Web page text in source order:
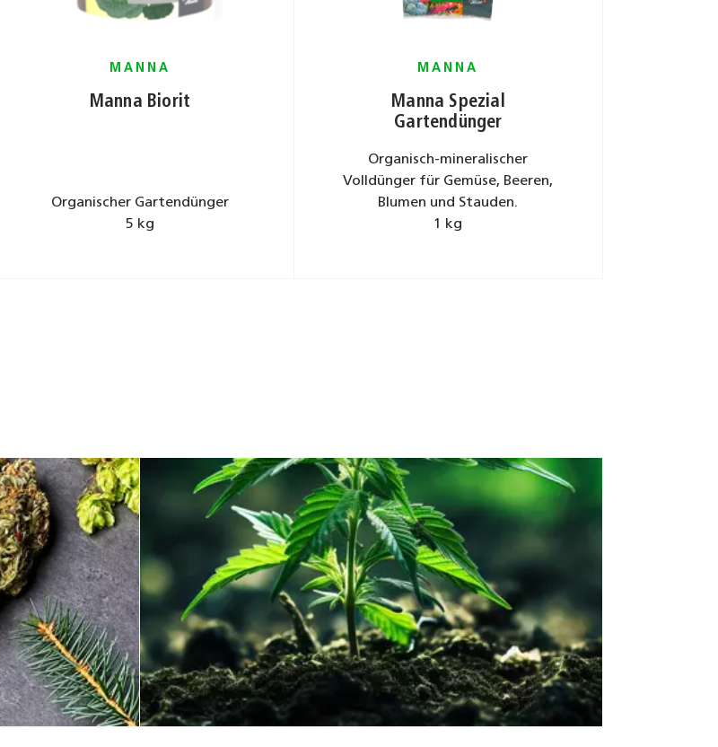
MANNA
Manna Biorit
Organischer Gartendünger
5 kg
MANNA
Manna Spezial
Gartendünger
Organisch-mineralischer
Volldünger für Gemüse, Beeren,
Blumen und Stauden.
1 kg